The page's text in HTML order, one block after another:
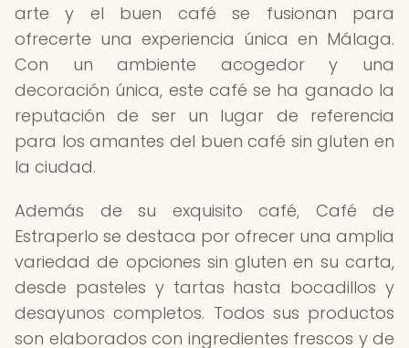
arte y el buen café se fusionan para
ofrecerte una experiencia única en Málaga.
Con un ambiente acogedor y una
decoración única, este café se ha ganado la
reputación de ser un lugar de referencia
para los amantes del buen café sin gluten en
la ciudad.
Además de su exquisito café, Café de
Estraperlo se destaca por ofrecer una amplia
variedad de opciones sin gluten en su carta,
desde pasteles y tartas hasta bocadillos y
desayunos completos. Todos sus productos
son elaborados con ingredientes frescos y de